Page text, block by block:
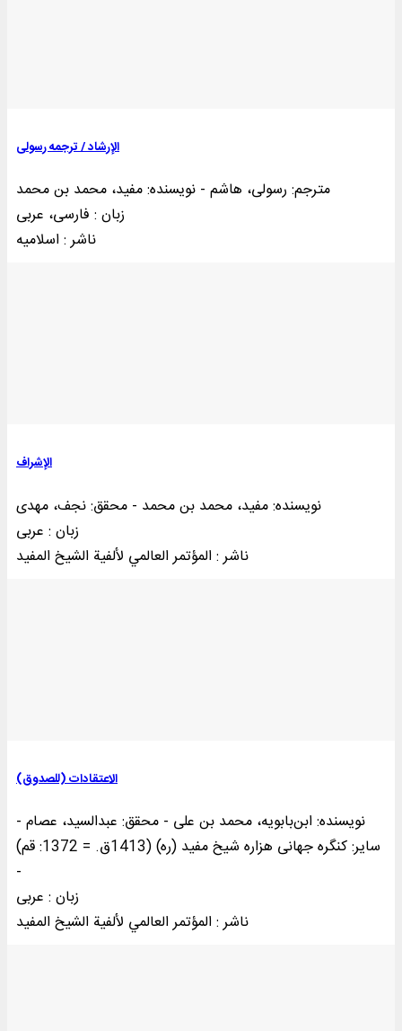
الإرشاد / ترجمه رسولی
مترجم: رسولی، هاشم - نویسنده: مفید، محمد بن محمد
زبان : فارسی، عربی
ناشر : اسلامیه
الإشراف
نویسنده: مفید، محمد بن محمد - محقق: نجف، مهدی
زبان : عربی
ناشر : المؤتمر العالمي لألفية الشيخ المفيد
الاعتقادات (للصدوق)
نویسنده: ابن‌بابویه، محمد بن علی - محقق: عبدالسید، عصام -
سایر: کنگره‌ جها‌نی‌ هزاره‌ شیخ‌ مفید (ره‌) (1413ق‌. = 1372: قم‌)
-
زبان : عربی
ناشر : المؤتمر العالمي لألفية الشيخ المفيد